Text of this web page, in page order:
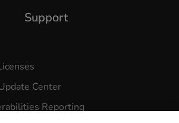
Support
Center
Reporting